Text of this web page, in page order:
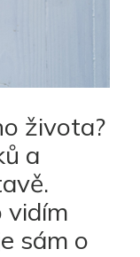
života?
a
vidím
sám o